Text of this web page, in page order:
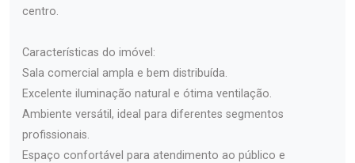
centro.
Características do imóvel:
Sala comercial ampla e bem distribuída.
Excelente iluminação natural e ótima ventilação.
Ambiente versátil, ideal para diferentes segmentos
profissionais.
Espaço confortável para atendimento ao público e